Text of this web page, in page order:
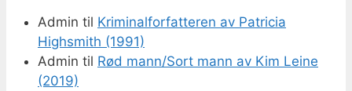
Admin til Kriminalforfatteren av Patricia
Highsmith (1991)
Admin til Rød mann/Sort mann av Kim Leine
(2019)